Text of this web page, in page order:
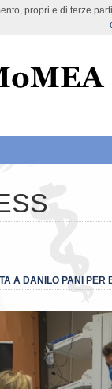
A DANILO PANI PER
propri e di terze